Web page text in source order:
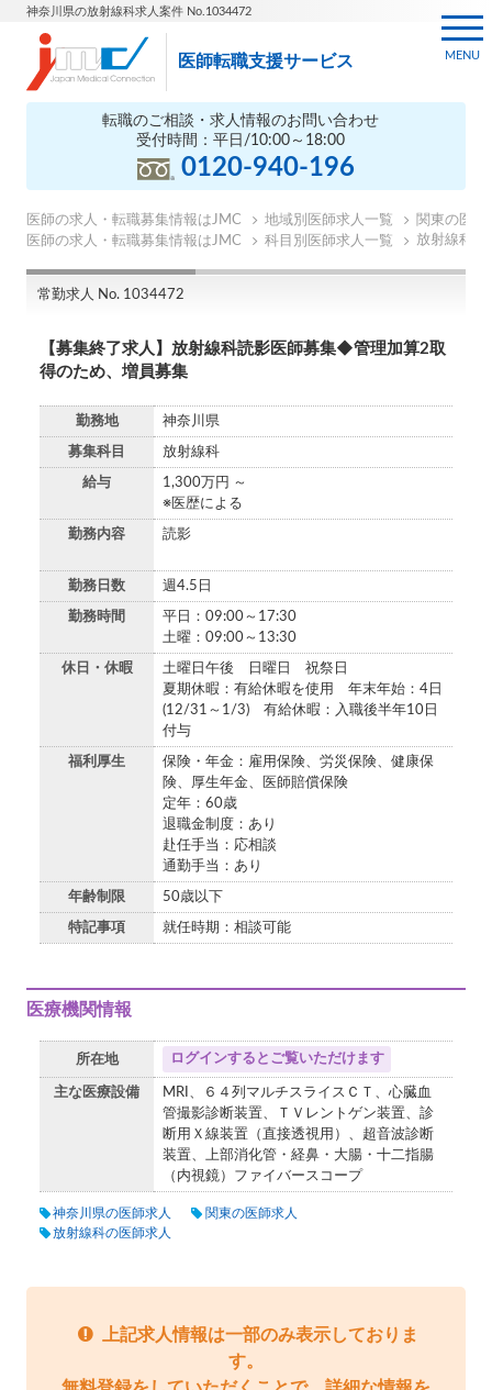
神奈川県の放射線科求人案件 No.1034472
医師転職支援サービス
転職のご相談・求人情報のお問い合わせ
受付時間：平日/10:00～18:00
0120-940-196
MENU
医師の求人・転職募集情報はJMC 地域別医師求人一覧
関東の医師
医師の求人・転職募集情報はJMC
科目別医師求人一覧 放射線科の
常勤求人 No. 1034472
【募集終了求人】放射線科読影医師募集◆管理加算2取
得のため、増員募集
勤務地 神奈川県
募集科目 放射線科
給与
1,300万円 ～
※医歴による
勤務内容 読影
勤務日数 週4.5日
勤務時間
平日：09:00～17:30
土曜：09:00～13:30
休日・休暇
土曜日午後 日曜日 祝祭日
夏期休暇：有給休暇を使用 年末年始：4日
(12/31～1/3) 有給休暇：入職後半年10日
付与
福利厚生
保険・年金：雇用保険、労災保険、健康保
険、厚生年金、医師賠償保険
定年：60歳
退職金制度：あり
赴任手当：応相談
通勤手当：あり
年齢制限 50歳以下
特記事項 就任時期：相談可能
医療機関情報
所在地 ログインするとご覧いただけます
主な医療設備
MRI、６４列マルチスライスＣＴ、心臓血
管撮影診断装置、ＴＶレントゲン装置、診
断用Ｘ線装置（直接透視用）、超音波診断
装置、上部消化管・経鼻・大腸・十二指腸
（内視鏡）ファイバースコープ
神奈川県の医師求人
関東の医師求人
放射線科の医師求人
上記求人情報は一部のみ表示しておりま
す。